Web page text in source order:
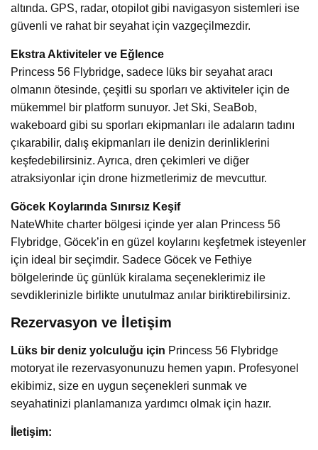
altında. GPS, radar, otopilot gibi navigasyon sistemleri ise
güvenli ve rahat bir seyahat için vazgeçilmezdir.
Ekstra Aktiviteler ve Eğlence
Princess 56 Flybridge, sadece lüks bir seyahat aracı
olmanın ötesinde, çeşitli su sporları ve aktiviteler için de
mükemmel bir platform sunuyor. Jet Ski, SeaBob,
wakeboard gibi su sporları ekipmanları ile adaların tadını
çıkarabilir, dalış ekipmanları ile denizin derinliklerini
keşfedebilirsiniz. Ayrıca, dren çekimleri ve diğer
atraksiyonlar için drone hizmetlerimiz de mevcuttur.
Göcek Koylarında Sınırsız Keşif
NateWhite charter bölgesi içinde yer alan Princess 56
Flybridge, Göcek’in en güzel koylarını keşfetmek isteyenler
için ideal bir seçimdir. Sadece Göcek ve Fethiye
bölgelerinde üç günlük kiralama seçeneklerimiz ile
sevdiklerinizle birlikte unutulmaz anılar biriktirebilirsiniz.
Rezervasyon ve İletişim
Lüks bir deniz yolculuğu için Princess 56 Flybridge
motoryat ile rezervasyonunuzu hemen yapın. Profesyonel
ekibimiz, size en uygun seçenekleri sunmak ve
seyahatinizi planlamanıza yardımcı olmak için hazır.
İletişim: